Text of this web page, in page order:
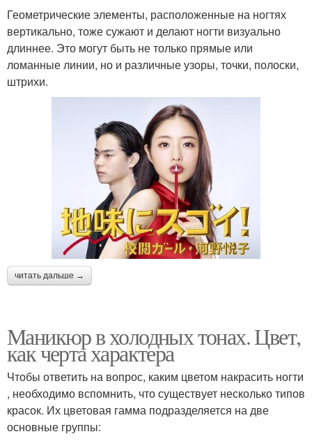
Геометрические элементы, расположенные на ногтях
вертикально, тоже сужают и делают ногти визуально
длиннее. Это могут быть не только прямые или
ломанные линии, но и различные узоры, точки, полоски,
штрихи.
читать дальше →
Маникюр в холодных тонах. Цвет,
как черта характера
Чтобы ответить на вопрос, каким цветом накрасить ногти
, необходимо вспомнить, что существует несколько типов
красок. Их цветовая гамма подразделяется на две
основные группы: